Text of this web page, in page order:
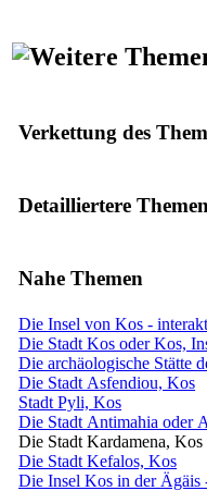
Verkettung des
Detailliertere Themen
Nahe Themen
Die Insel von Kos -
Die Stadt Kos oder Kos,
Die archäologische Stätte
Die Stadt Asfendiou, Kos
Stadt Pyli, Kos
Die Stadt Antimahia oder
Die Stadt Kardamena, Kos
Die Stadt Kefalos, Kos
Die Insel Kos in der Ägäis